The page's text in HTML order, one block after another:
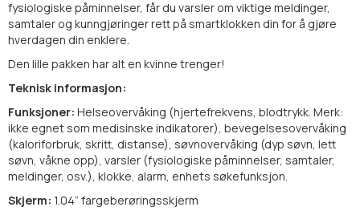
fysiologiske påminnelser, får du varsler om viktige meldinger,
samtaler og kunngjøringer rett på smartklokken din for å gjøre
hverdagen din enklere.
Den lille pakken har alt en kvinne trenger!
Teknisk informasjon:
Funksjoner: Helseovervåking (hjertefrekvens, blodtrykk. Merk:
ikke egnet som medisinske indikatorer), bevegelsesovervåking
(kaloriforbruk, skritt, distanse), søvnovervåking (dyp søvn, lett
søvn, våkne opp), varsler (fysiologiske påminnelser, samtaler,
meldinger, osv.), klokke, alarm, enhets søkefunksjon.
Skjerm: 1.04” fargeberøringsskjerm